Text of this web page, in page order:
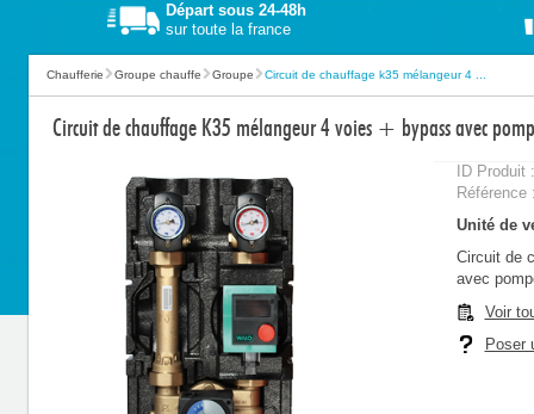
Départ sous 24-48h
sur toute la france
Chaufferie Groupe chauffe Groupe Circuit de chauffage k35 mélangeur 4 ...
Circuit de chauffage K35 mélangeur 4 voies + bypass avec
ID Produit
Unité de
Circuit de
avec
Voir
Poser